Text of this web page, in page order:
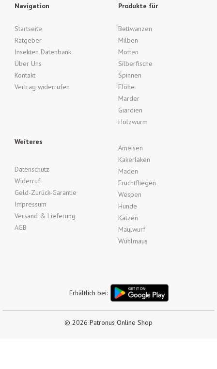
Navigation
Startseite
Ratgeber
Insekten Datenbank
Über Uns
Kontakt
Vertrag widerrufen
Produkte für
Bettwanzen
Milben
Motten
Silberfische
Spinnen
Flöhe
Marder
Giardien
Holzwurm
Weiteres
Datenschutz
Widerruf
Geld-Zurück-Garantie
Impressum
Versand & Lieferung
AGB
Ameisen
Kakerlaken
Maden
Fruchtfliegen
Wespen
Hunde
Katzen
Maulwurf
Wühlmaus
© 2026 Patronus Online Shop
Erhältlich bei: